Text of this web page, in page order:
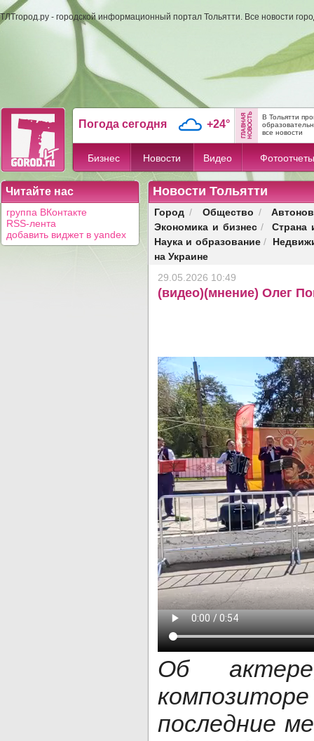
ТЛТгород.ру - городской информационный портал Тольятти. Все новости
Погода сегодня +24°
В Тольятти
все новости
Бизнес Новости Видео Фотоотчеты
Читайте нас
группа ВКонтакте
RSS-лента
добавить виджет в yandex
Новости Тольятти
Город / Общество /
Экономика и бизнес/
Страна
Наука и образование/
на Украине
29.05.2026 10:49
(видео)(мнение) Олег
Об
последние